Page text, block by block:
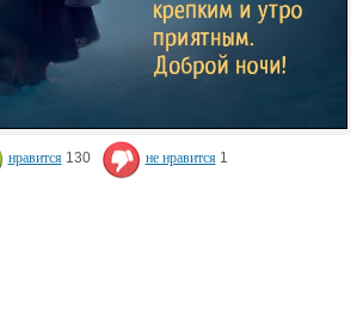
нравится 130 не нравится 1